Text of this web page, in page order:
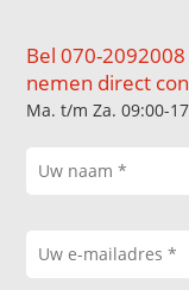
Bel 070-
nemen direct
Ma. t/m Za. 09:00-